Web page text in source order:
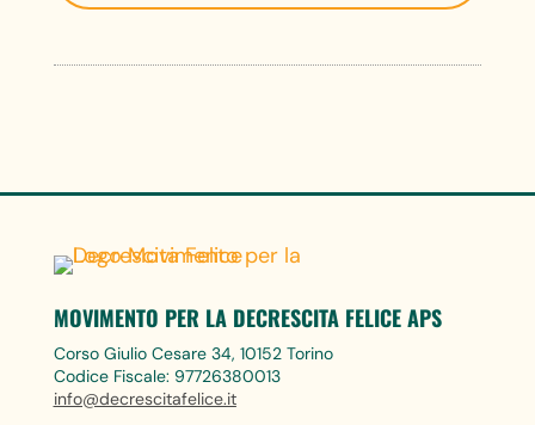
MOVIMENTO PER LA DECRESCITA FELICE APS
Corso Giulio Cesare 34, 10152 Torino
Codice Fiscale: 97726380013
info@decrescitafelice.it